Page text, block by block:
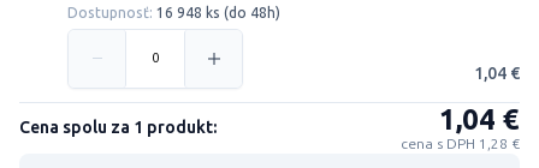
Dostupnosť: 16 948 ks (do 48h)
1,04 €
Cena spolu za 1 produkt: 1,04 €
cena s DPH 1,28 €